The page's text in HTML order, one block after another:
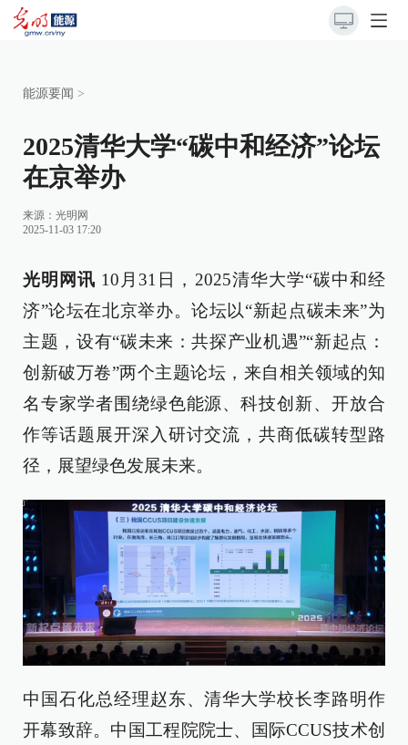
能源要闻 >
2025清华大学“碳中和经济”论坛
在京举办
来源： 光明网
2025-11-03 17:20
光明网讯 10月31日，2025清华大学“碳中和经
济”论坛在北京举办。论坛以“新起点碳未来”为
主题，设有“碳未来：共探产业机遇”“新起点：
创新破万卷”两个主题论坛，来自相关领域的知
名专家学者围绕绿色能源、科技创新、开放合
作等话题展开深入研讨交流，共商低碳转型路
径，展望绿色发展未来。
中国石化总经理赵东、清华大学校长李路明作
开幕致辞。中国工程院院士、国际CCUS技术创